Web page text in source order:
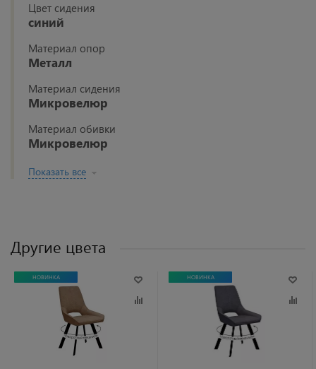
Цвет сидения
синий
Материал опор
Металл
Материал сидения
Микровелюр
Материал обивки
Микровелюр
Показать все
Другие цвета
НОВИНКА НОВИНКА